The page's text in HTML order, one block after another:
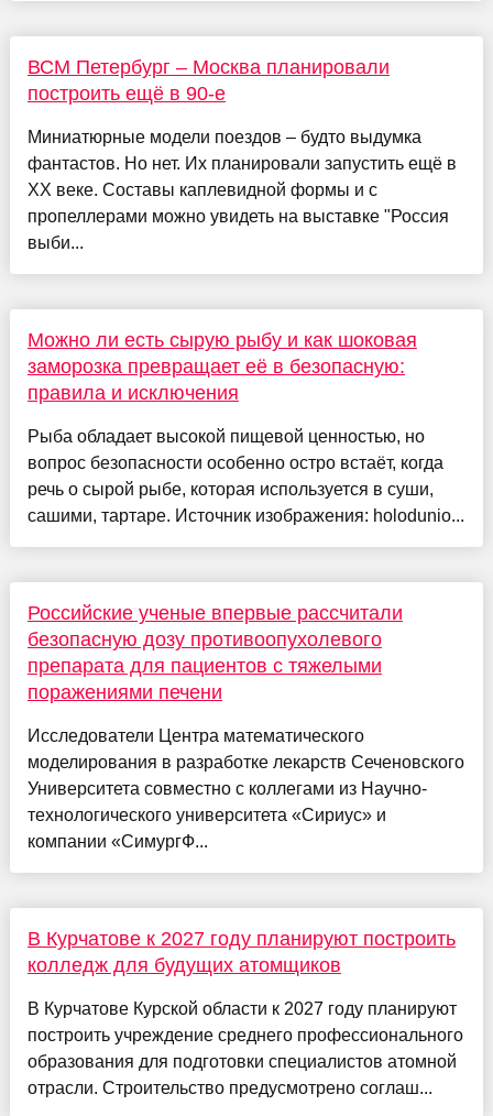
ВСМ Петербург – Москва планировали
построить ещё в 90-е
Миниатюрные модели поездов – будто выдумка
фантастов. Но нет. Их планировали запустить ещё в
XX веке. Составы каплевидной формы и с
пропеллерами можно увидеть на выставке "Россия
выби...
Можно ли есть сырую рыбу и как шоковая
заморозка превращает её в безопасную:
правила и исключения
Рыба обладает высокой пищевой ценностью, но
вопрос безопасности особенно остро встаёт, когда
речь о сырой рыбе, которая используется в суши,
сашими, тартаре. Источник изображения: holodunio...
Российские ученые впервые рассчитали
безопасную дозу противоопухолевого
препарата для пациентов с тяжелыми
поражениями печени
Исследователи Центра математического
моделирования в разработке лекарств Сеченовского
Университета совместно с коллегами из Научно-
технологического университета «Сириус» и
компании «СимургФ...
В Курчатове к 2027 году планируют построить
колледж для будущих атомщиков
В Курчатове Курской области к 2027 году планируют
построить учреждение среднего профессионального
образования для подготовки специалистов атомной
отрасли. Строительство предусмотрено соглаш...